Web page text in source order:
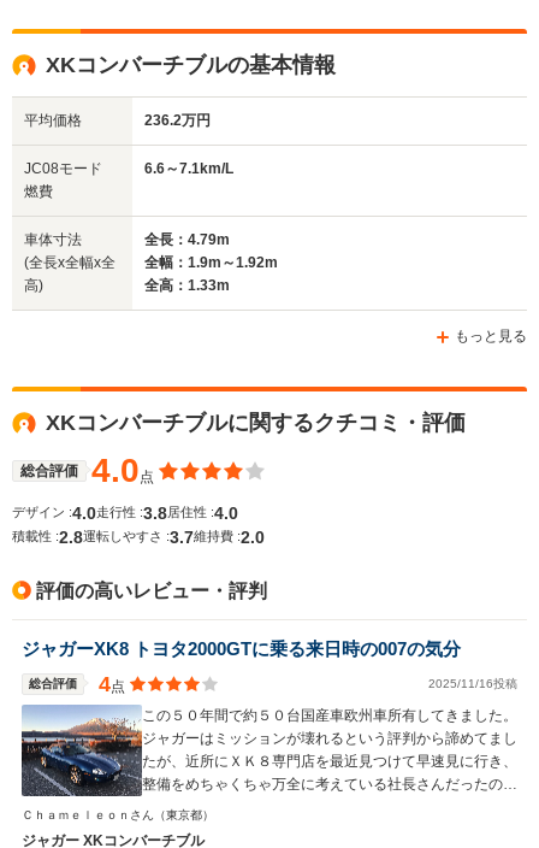
サイズ
(全長x全幅x全高)
WLTCモード
燃費
全高
1.26m～1.29m
全幅
1.8m～1.81m
XKコンバーチブルの基本情報
平均価格 236.2万円
JC08モード
燃費
6.6～7.1km/L
車体寸法
(全長x全幅x全
高)
全長：4.79m
全幅：1.9m～1.92m
全高：1.33m
もっと見る
XKコンバーチブルに関するクチコミ・評価
総合評価 4.0点
デザイン :4.0走行性 :3.8 居住性 :4.0
積載性 :2.8運転しやすさ :3.7維持費 :2.0
評価の高いレビュー・評判
ジャガーXK8 トヨタ2000GTに乗る来日時の007の気分
総合評価 4点 2025/11/16投稿
この５０年間で約５０台国産車欧州車所有してきました。
ジャガーはミッションが壊れるという評判から諦めてまし
たが、近所にＸＫ８専門店を最近見つけて早速見に行き、
整備をめちゃくちゃ万全に考えている社長さんだったので
話してから２０分で購入支払いをしました。アストンもい
いがメンテが大変です。ポルシェボクスターはいい車でし
Ｃｈａｍｅｌｅｏｎさん （東京都）
ジャガー XKコンバーチブル